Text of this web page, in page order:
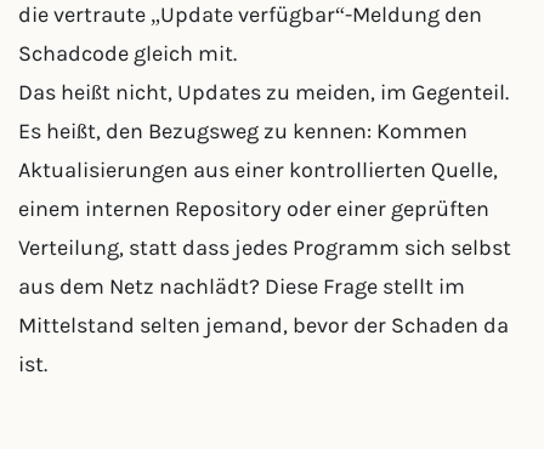
die vertraute „Update verfügbar“-Meldung den
Schadcode gleich mit.
Das heißt nicht, Updates zu meiden, im Gegenteil.
Es heißt, den Bezugsweg zu kennen: Kommen
Aktualisierungen aus einer kontrollierten Quelle,
einem internen Repository oder einer geprüften
Verteilung, statt dass jedes Programm sich selbst
aus dem Netz nachlädt? Diese Frage stellt im
Mittelstand selten jemand, bevor der Schaden da
ist.